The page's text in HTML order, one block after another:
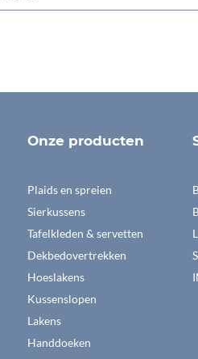
Onze producten
Plaids en spreien
Sierkussens
Tafelkleden & servetten
Dekbedovertrekken
Hoeslakens
Kussenslopen
Lakens
Handdoeken